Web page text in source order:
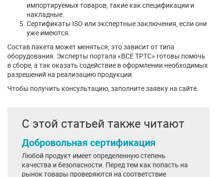
импортируемых товаров, такие как спецификации и
накладные.
Сертификаты ISO или экспертные заключения, если они
уже имеются.
Состав пакета может меняться, это зависит от типа
оборудования. Эксперты портала «ВСЕ ТРТС» готовы помочь
в сборе, а так оказать содействие в оформлении необходимых
разрешений на реализацию продукции.
Чтобы получить консультацию, заполните заявку на сайте.
С этой статьей также читают
Добровольная сертификация
Любой продукт имеет определенную степень
качества и безопасности. Перед тем как попасть на
рынок товары проверяются на соответствие